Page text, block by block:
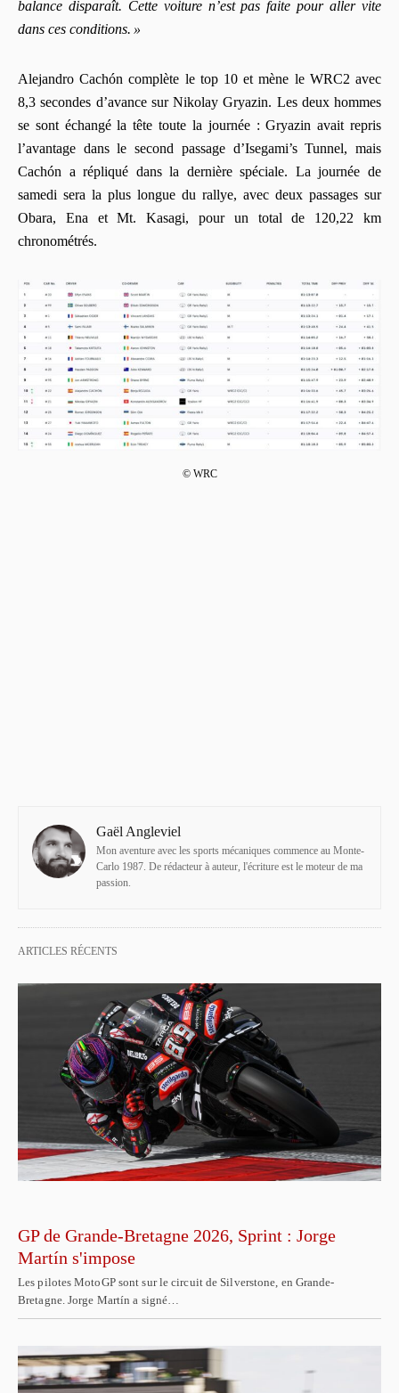
balance disparaît. Cette voiture n’est pas faite pour aller vite
dans ces conditions. »
Alejandro Cachón complète le top 10 et mène le WRC2 avec
8,3 secondes d’avance sur Nikolay Gryazin. Les deux hommes
se sont échangé la tête toute la journée : Gryazin avait repris
l’avantage dans le second passage d’Isegami’s Tunnel, mais
Cachón a répliqué dans la dernière spéciale. La journée de
samedi sera la plus longue du rallye, avec deux passages sur
Obara, Ena et Mt. Kasagi, pour un total de 120,22 km
chronométrés.
© WRC
Gaël Angleviel
Mon aventure avec les sports mécaniques commence au Monte-
Carlo 1987. De rédacteur à auteur, l'écriture est le moteur de ma
passion.
ARTICLES RÉCENTS
GP de Grande-Bretagne 2026, Sprint : Jorge
Martín s'impose
Les pilotes MotoGP sont sur le circuit de Silverstone, en Grande-
Bretagne. Jorge Martín a signé…